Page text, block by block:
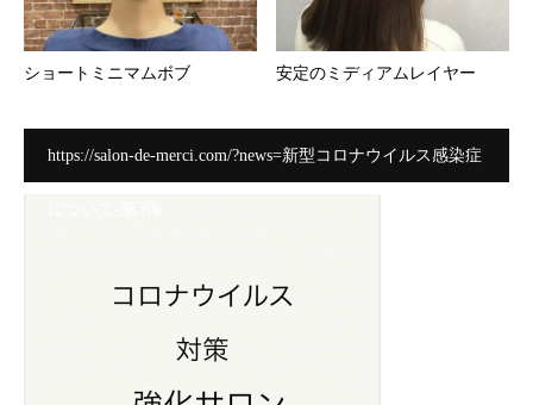
ショートミニマムボブ 安定のミディアムレイヤー
https://salon-de-merci.com/?news=新型コロナウイルス感染症